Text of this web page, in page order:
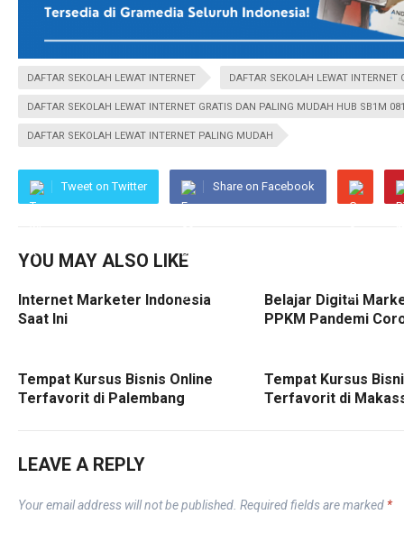
DAFTAR SEKOLAH LEWAT INTERNET DAFTAR SEKOLAH LEWAT
DAFTAR SEKOLAH LEWAT INTERNET GRATIS DAN PALING MUDAH HUB SB1M
DAFTAR SEKOLAH LEWAT INTERNET PALING MUDAH
Tweet on Twitter Share on Facebook
YOU MAY ALSO LIKE
Internet Marketer Indonesia
Saat Ini
Belajar Digital
PPKM Pandemi
Tempat Kursus Bisnis Online
Terfavorit di Palembang
Tempat Kursus
Terfavorit di
LEAVE A REPLY
Your email address will not be published. Required fields are marked *